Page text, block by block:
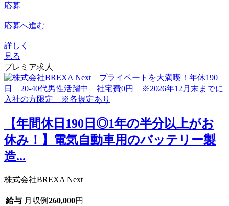
応募
応募へ進む
詳しく
見る
プレミア求人
【年間休日190日◎1年の半分以上がお
休み！】電気自動車用のバッテリー製
造...
株式会社BREXA Next
給与 月収例 260,000円